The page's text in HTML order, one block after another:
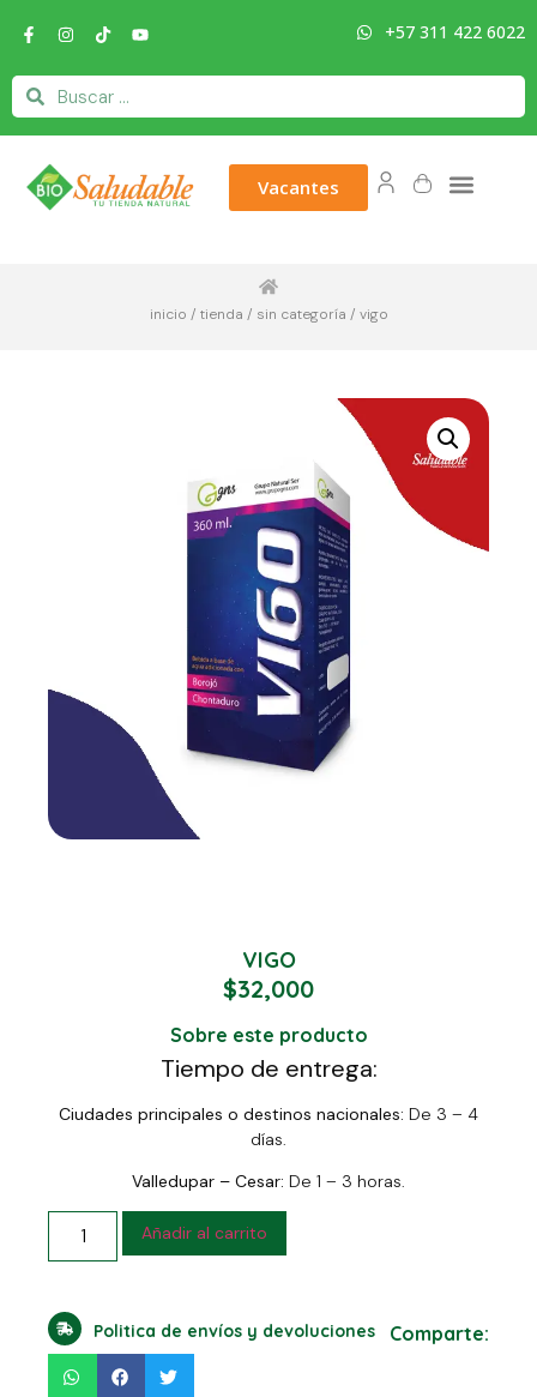
+57 311 422 6022
Vacantes
inicio / tienda / sin categoría / vigo
VIGO
$32,000
Sobre este producto
Tiempo de entrega:
Ciudades principales o destinos nacionales: De 3 – 4
días.
Valledupar – Cesar: De 1 – 3 horas.
Añadir al carrito
Politica de envíos y devoluciones Comparte: